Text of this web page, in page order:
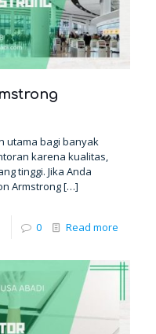
utama bagi banyak
karena kualitas,
tinggi. Jika Anda
Armstrong[…]
0 Read more